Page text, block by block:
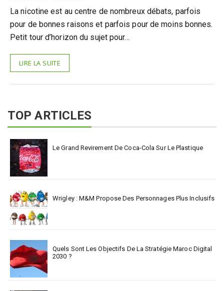
La nicotine est au centre de nombreux débats, parfois
pour de bonnes raisons et parfois pour de moins bonnes.
Petit tour d’horizon du sujet pour…
LIRE LA SUITE
TOP ARTICLES
Le Grand Revirement De Coca-Cola Sur Le Plastique
Wrigley : M&M Propose Des Personnages Plus Inclusifs
Quels Sont Les Objectifs De La Stratégie Maroc Digital
2030 ?